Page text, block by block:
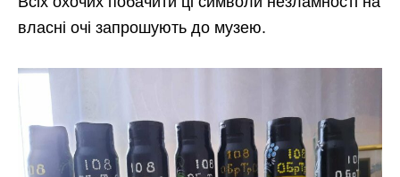
власні очі запрошують до музею.